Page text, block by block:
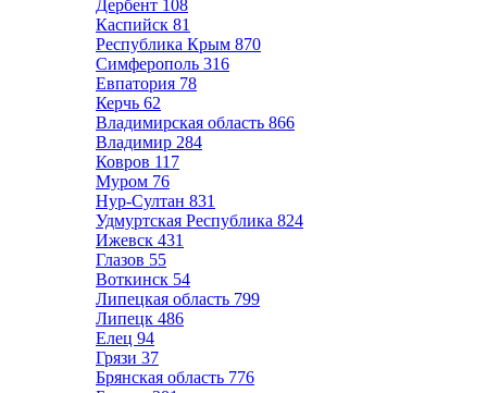
Дербент 108
Каспийск 81
Республика Крым 870
Симферополь 316
Евпатория 78
Керчь 62
Владимирская область 866
Владимир 284
Ковров 117
Муром 76
Нур-Султан 831
Удмуртская Республика 824
Ижевск 431
Глазов 55
Воткинск 54
Липецкая область 799
Липецк 486
Елец 94
Грязи 37
Брянская область 776